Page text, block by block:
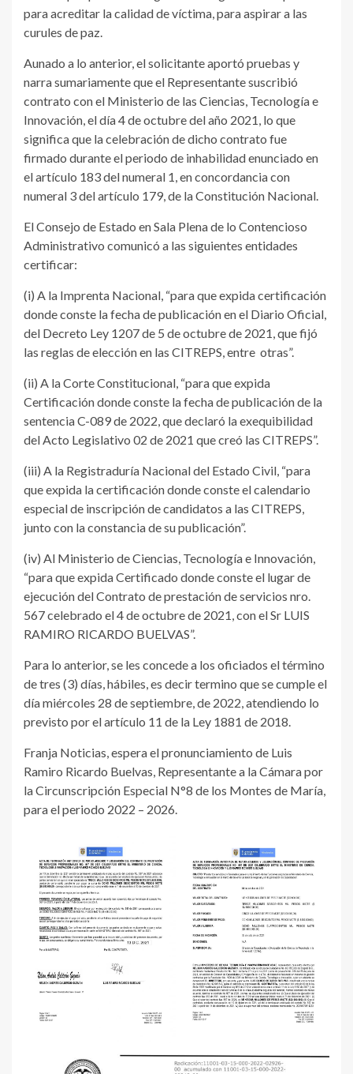
para acreditar la calidad de víctima, para aspirar a las
curules de paz.
Aunado a lo anterior, el solicitante aportó pruebas y
narra sumariamente que el Representante suscribió
contrato con el Ministerio de las Ciencias, Tecnología e
Innovación, el día 4 de octubre del año 2021, lo que
significa que la celebración de dicho contrato fue
firmado durante el periodo de inhabilidad enunciado en
el artículo 183 del numeral 1, en concordancia con
numeral 3 del artículo 179, de la Constitución Nacional.
El Consejo de Estado en Sala Plena de lo Contencioso
Administrativo comunicó a las siguientes entidades
certificar:
(i) A la Imprenta Nacional, “para que expida certificación
donde conste la fecha de publicación en el Diario Oficial,
del Decreto Ley 1207 de 5 de octubre de 2021, que fijó
las reglas de elección en las CITREPS, entre otras”.
(ii) A la Corte Constitucional, “para que expida
Certificación donde conste la fecha de publicación de la
sentencia C-089 de 2022, que declaró la exequibilidad
del Acto Legislativo 02 de 2021 que creó las CITREPS”.
(iii) A la Registraduría Nacional del Estado Civil, “para
que expida la certificación donde conste el calendario
especial de inscripción de candidatos a las CITREPS,
junto con la constancia de su publicación”.
(iv) Al Ministerio de Ciencias, Tecnología e Innovación,
“para que expida Certificado donde conste el lugar de
ejecución del Contrato de prestación de servicios nro.
567 celebrado el 4 de octubre de 2021, con el Sr LUIS
RAMIRO RICARDO BUELVAS”.
Para lo anterior, se les concede a los oficiados el término
de tres (3) días, hábiles, es decir termino que se cumple el
día miércoles 28 de septiembre, de 2022, atendiendo lo
previsto por el artículo 11 de la Ley 1881 de 2018.
Franja Noticias, espera el pronunciamiento de Luis
Ramiro Ricardo Buelvas, Representante a la Cámara por
la Circunscripción Especial N°8 de los Montes de María,
para el periodo 2022 – 2026.